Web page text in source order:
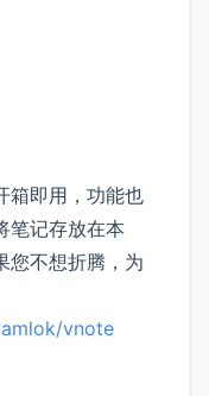
箱即用，功能也
笔记存放在本
您不想折腾，为
vnote